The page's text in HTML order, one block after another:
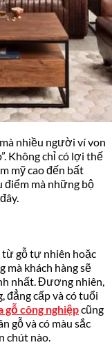
nhiều người ví von
Không chỉ có lợi thế
mỹ cao đến bất
điểm mà những bộ
từ gỗ tự nhiên hoặc
mà khách hàng sẽ
nhất. Đương nhiên,
đẳng cấp và có tuổi
gỗ công nghiệpcũng
gỗ và có màu sắc
chút nào.